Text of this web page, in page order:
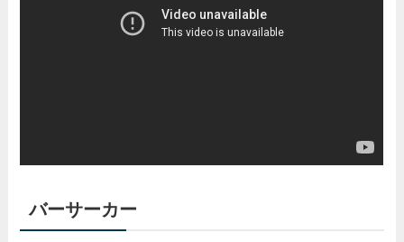
バーサーカー